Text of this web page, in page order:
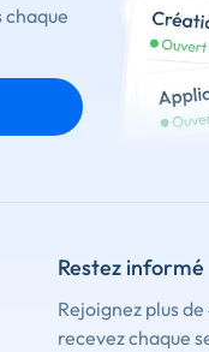
chaque
Restez informé
Rejoignez plus
recevez chaque